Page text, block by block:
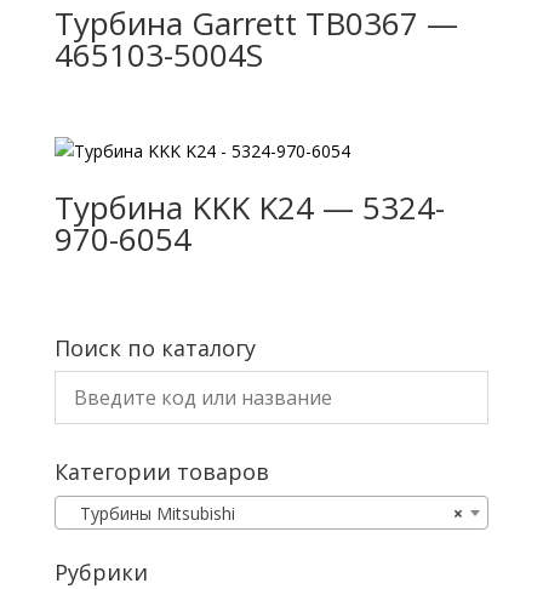
Турбина Garrett TB0367 —
465103-5004S
Турбина KKK K24 — 5324-
970-6054
Поиск по каталогу
Категории товаров
×
Турбины Mitsubishi
Рубрики